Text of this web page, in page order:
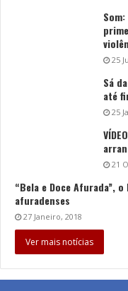
25
Sá
até
25
21
“Bela e Doce Afurada”,
afuradenses
27 Janeiro, 2018
Ver mais notícias